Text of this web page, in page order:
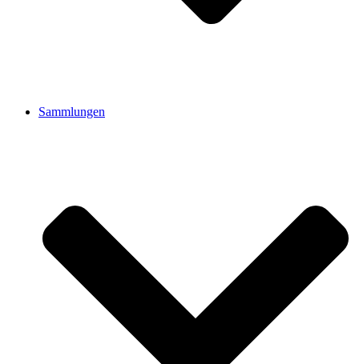
Sammlungen